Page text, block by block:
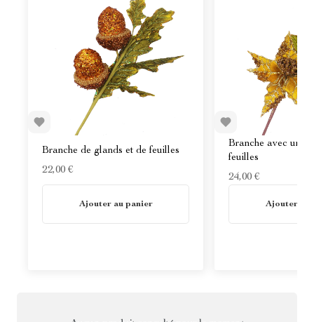
Branche de glands et de feuilles
22,00 €
Ajouter au panier
Branche avec un
feuilles
24,00 €
Ajouter au